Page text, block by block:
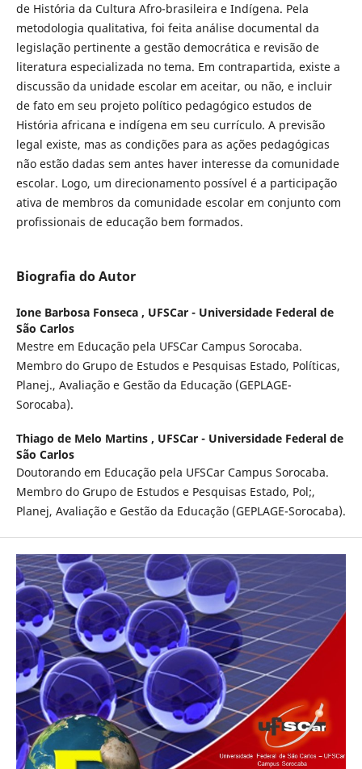
de História da Cultura Afro-brasileira e Indígena. Pela
metodologia qualitativa, foi feita análise documental da
legislação pertinente a gestão democrática e revisão de
literatura especializada no tema. Em contrapartida, existe a
discussão da unidade escolar em aceitar, ou não, e incluir
de fato em seu projeto político pedagógico estudos de
História africana e indígena em seu currículo. A previsão
legal existe, mas as condições para as ações pedagógicas
não estão dadas sem antes haver interesse da comunidade
escolar. Logo, um direcionamento possível é a participação
ativa de membros da comunidade escolar em conjunto com
profissionais de educação bem formados.
Biografia do Autor
Ione Barbosa Fonseca , UFSCar - Universidade Federal de
São Carlos
Mestre em Educação pela UFSCar Campus Sorocaba.
Membro do Grupo de Estudos e Pesquisas Estado, Políticas,
Planej., Avaliação e Gestão da Educação (GEPLAGE-
Sorocaba).
Thiago de Melo Martins , UFSCar - Universidade Federal de
São Carlos
Doutorando em Educação pela UFSCar Campus Sorocaba.
Membro do Grupo de Estudos e Pesquisas Estado, Pol;,
Planej, Avaliação e Gestão da Educação (GEPLAGE-Sorocaba).